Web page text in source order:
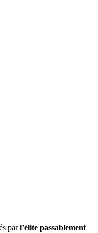
parl’élite passablement